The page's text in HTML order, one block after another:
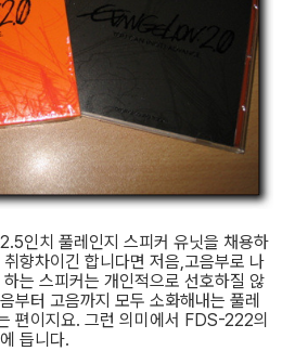
인치 풀레인지 스피커 유닛을 채용하
향차이긴 합니다면 저음,고음부로 나
는 스피커는 개인적으로 선호하질 않
부터 고음까지 모두 소화해내는 풀레
편이지요. 그런 의미에서 FDS-222의
듭니다.